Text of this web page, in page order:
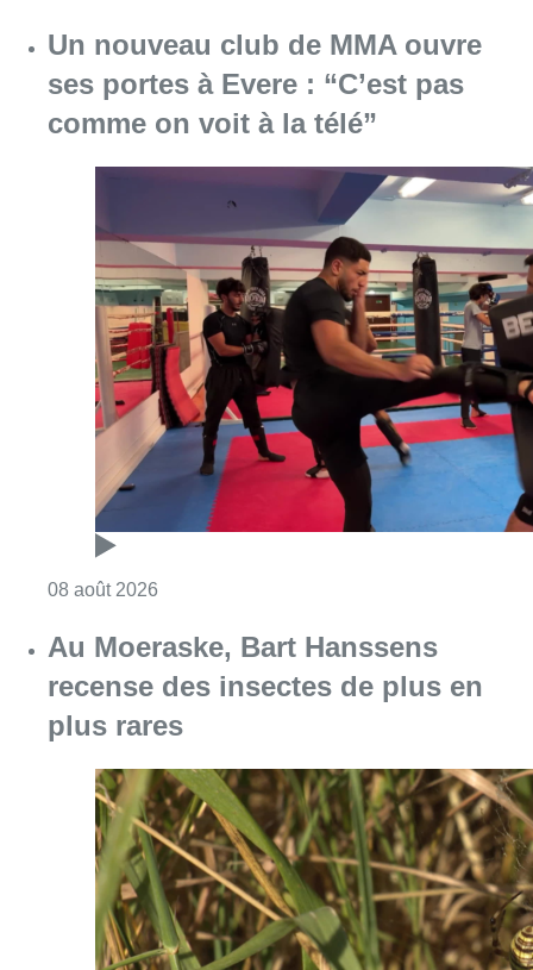
Un nouveau club de MMA ouvre
ses portes à Evere : “C’est pas
comme on voit à la télé”
08 août 2026
Au Moeraske, Bart Hanssens
recense des insectes de plus en
plus rares